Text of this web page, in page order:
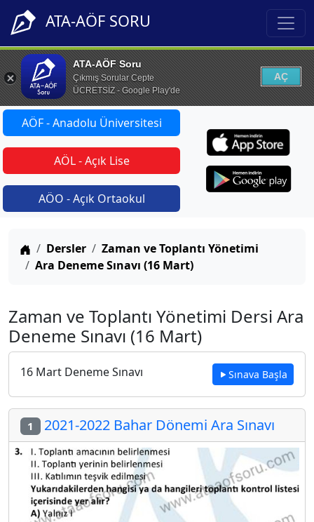
ATA-AÖF SORU
ATA-AÖF Soru
Çıkmış Sorular Cepte
ÜCRETSİZ - Google Play'de
AÇ
AÖF - Anadolu Üniversitesi
AÖL - Açık Lise
AÖO - Açık Ortaokul
Anasayfa
Dersler
Zaman ve Toplantı Yönetimi
Ara Deneme Sınavı (16 Mart)
Zaman ve Toplantı Yönetimi Dersi Ara
Deneme Sınavı (16 Mart)
16 Mart Deneme Sınavı Sınava Başla
1 2021-2022 Bahar Dönemi Ara Sınavı